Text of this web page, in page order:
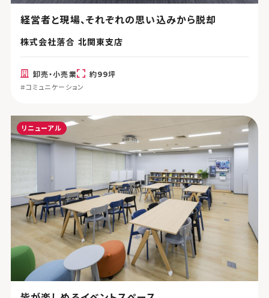
経営者と現場、それぞれの思い込みから脱却
株式会社落合 北関東支店
卸売・小売業 約99坪
#コミュニケーション
リニューアル